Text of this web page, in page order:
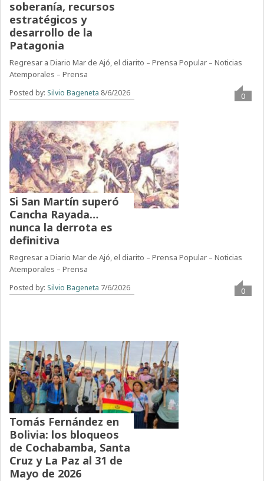
soberanía, recursos
estratégicos y
desarrollo de la
Patagonia
Regresar a Diario Mar de Ajó, el diarito – Prensa Popular – Noticias
Atemporales – Prensa
Posted by: Silvio Bageneta 8/6/2026 0
Si San Martín superó
Cancha Rayada…
nunca la derrota es
definitiva
Regresar a Diario Mar de Ajó, el diarito – Prensa Popular – Noticias
Atemporales – Prensa
Posted by: Silvio Bageneta 7/6/2026 0
Tomás Fernández en
Bolivia: los bloqueos
de Cochabamba, Santa
Cruz y La Paz al 31 de
Mayo de 2026